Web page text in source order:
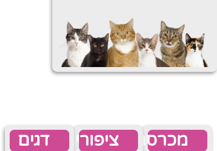
מכרסמים ציפורים דגים